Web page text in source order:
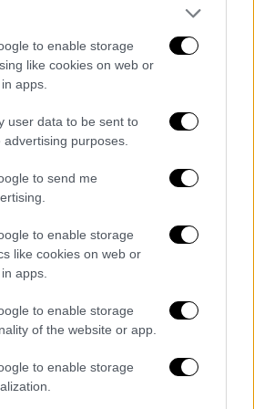
to enable storage
like cookies on web or
apps.
user data to be sent to
purposes.
to send me
to enable storage
like cookies on web or
apps.
to enable storage
of the website or app.
to enable storage
κεντρική Μακεδονία
βαθμούς Κελσίου
ηπειρωτικά τους
της Στερεάς και
Ιονίου, τα Δωδεκάνησα
Κρήτη τους
7) υψηλές θερμοκρασίες
η μέγιστη τιμή
θα φθάσει τους37 με
στην κεντρική
το εσωτερικό της